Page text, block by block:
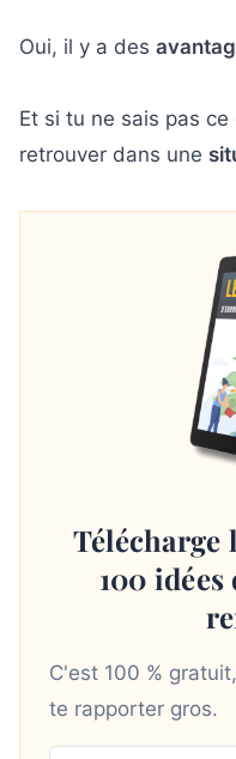
Oui, il y a des
Et si tu ne sais pas
retrouver dans une
Télécharge
100
C'est 100 %
te rapporter gros.